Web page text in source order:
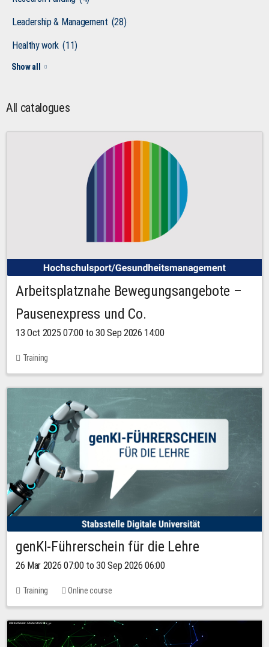
Leadership & Management (28)
Healthy work (11)
Show all
All catalogues
Arbeitsplatznahe Bewegungsangebote –
Pausenexpress und Co.
13 Oct 2025 07:00 to 30 Sep 2026 14:00
Training
genKI-Führerschein für die Lehre
26 Mar 2026 07:00 to 30 Sep 2026 06:00
Training Online course